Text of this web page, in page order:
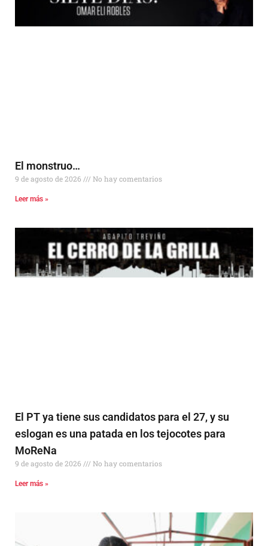
El monstruo…
9 de agosto de 2026 No hay comentarios
Leer más »
El PT ya tiene sus candidatos para el 27, y su
eslogan es una patada en los tejocotes para
MoReNa
9 de agosto de 2026 No hay comentarios
Leer más »